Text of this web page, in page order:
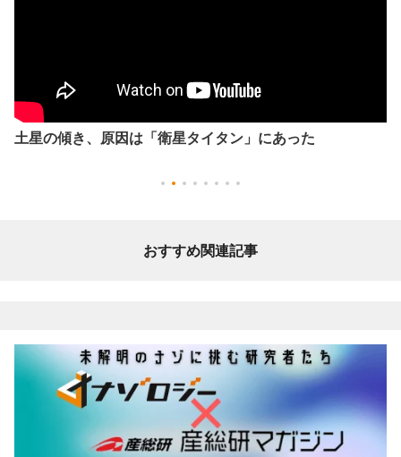
土星の傾き、原因は「衛星タイタン」にあった
おすすめ関連記事